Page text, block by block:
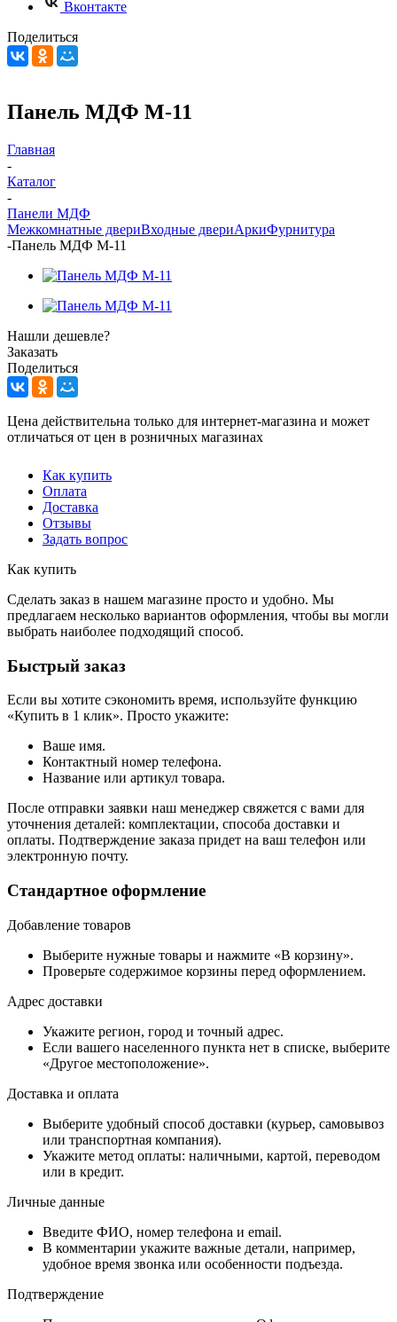
Вконтакте
Поделиться
Панель МДФ М-11
Главная
-
Каталог
-
Панели МДФ
Межкомнатные двериВходные двериАркиФурнитура
-Панель МДФ М-11
Нашли дешевле?
Заказать
Поделиться
Цена действительна только для интернет-магазина и может
отличаться от цен в розничных магазинах
Как купить
Оплата
Доставка
Отзывы
Задать вопрос
Как купить
Сделать заказ в нашем магазине просто и удобно. Мы
предлагаем несколько вариантов оформления, чтобы вы могли
выбрать наиболее подходящий способ.
Быстрый заказ
Если вы хотите сэкономить время, используйте функцию
«Купить в 1 клик». Просто укажите:
Ваше имя.
Контактный номер телефона.
Название или артикул товара.
После отправки заявки наш менеджер свяжется с вами для
уточнения деталей: комплектации, способа доставки и
оплаты. Подтверждение заказа придет на ваш телефон или
электронную почту.
Стандартное оформление
Добавление товаров
Выберите нужные товары и нажмите «В корзину».
Проверьте содержимое корзины перед оформлением.
Адрес доставки
Укажите регион, город и точный адрес.
Если вашего населенного пункта нет в списке, выберите
«Другое местоположение».
Доставка и оплата
Выберите удобный способ доставки (курьер, самовывоз
или транспортная компания).
Укажите метод оплаты: наличными, картой, переводом
или в кредит.
Личные данные
Введите ФИО, номер телефона и email.
В комментарии укажите важные детали, например,
удобное время звонка или особенности подъезда.
Подтверждение